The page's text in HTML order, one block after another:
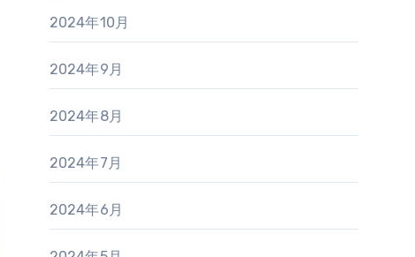
2024年10月
2024年9月
2024年8月
2024年7月
2024年6月